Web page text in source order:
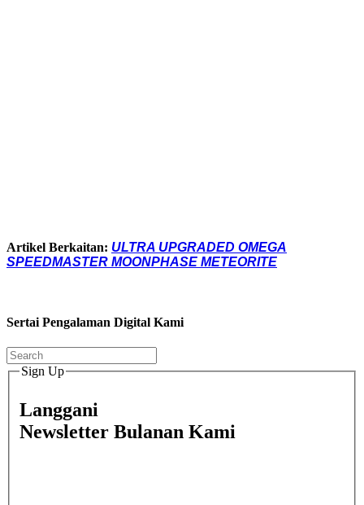
Artikel Berkaitan: ULTRA UPGRADED OMEGA
SPEEDMASTER MOONPHASE METEORITE
Sertai Pengalaman Digital Kami
Sign Up
Langgani
Newsletter Bulanan Kami